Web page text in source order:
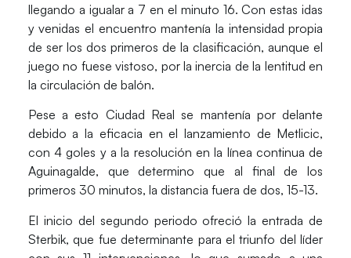
llegando a igualar a 7 en el minuto 16. Con estas idas
y venidas el encuentro mantenía la intensidad propia
de ser los dos primeros de la clasificación, aunque el
juego no fuese vistoso, por la inercia de la lentitud en
la circulación de balón.
Pese a esto Ciudad Real se mantenía por delante
debido a la eficacia en el lanzamiento de Metlicic,
con 4 goles y a la resolución en la línea continua de
Aguinagalde, que determino que al final de los
primeros 30 minutos, la distancia fuera de dos, 15-13.
El inicio del segundo periodo ofreció la entrada de
Sterbik, que fue determinante para el triunfo del líder